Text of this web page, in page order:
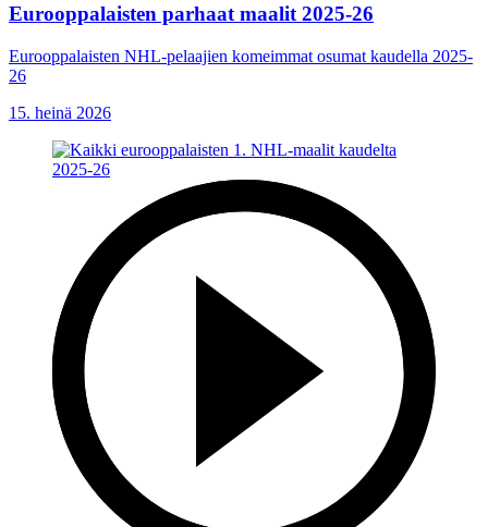
Eurooppalaisten parhaat maalit 2025-26
Eurooppalaisten NHL-pelaajien komeimmat osumat kaudella 2025-
26
15. heinä 2026